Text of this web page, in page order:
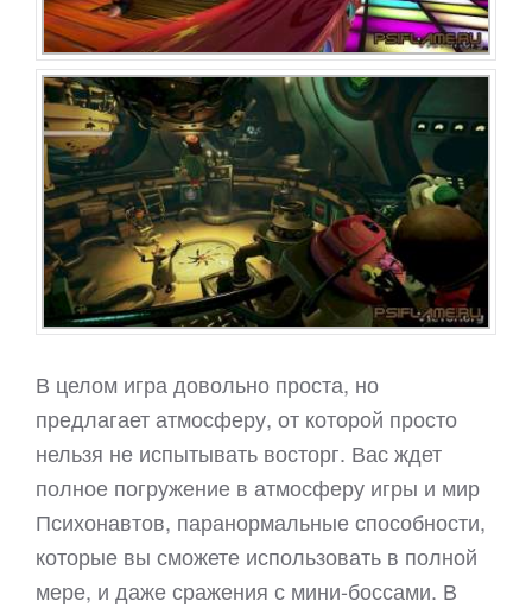
В целом игра довольно проста, но
предлагает атмосферу, от которой просто
нельзя не испытывать восторг. Вас ждет
полное погружение в атмосферу игры и мир
Психонавтов, паранормальные способности,
которые вы сможете использовать в полной
мере, и даже сражения с мини-боссами. В